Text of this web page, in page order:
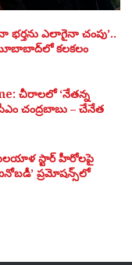
భర్తను ఎలాగైనా చంపు’..
కలకలం
చీరాలలో ‘నేతన్న
చంద్రబాబు – చేనేత
స్టార్ హీరోలపై
ప్రమోషన్స్‌లో